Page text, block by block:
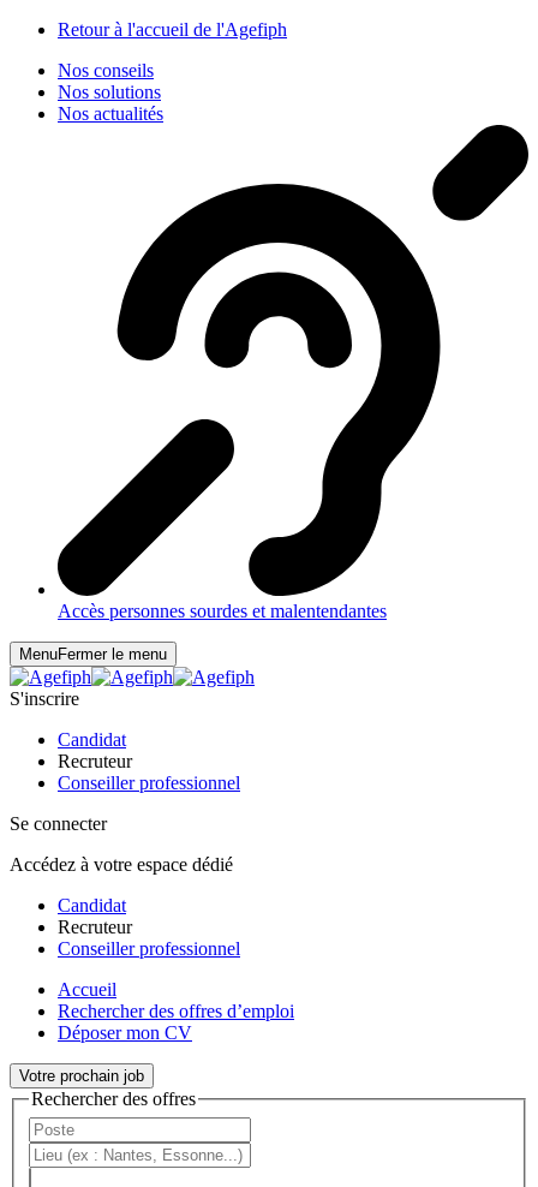
Retour à l'accueil de l'Agefiph
Nos conseils
Nos solutions
Nos actualités
Accès personnes sourdes et malentendantes
MenuFermer le menu
S'inscrire
Candidat
Recruteur
Conseiller professionnel
Se connecter
Accédez à votre espace dédié
Candidat
Recruteur
Conseiller professionnel
Accueil
Rechercher des offres d’emploi
Déposer mon CV
Votre prochain job
Rechercher des offres